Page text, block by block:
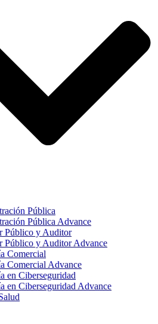
Pública
Pública Advance
Público y Auditor
Público y Auditor Advance
Comercial
Comercial Advance
en Ciberseguridad
en Ciberseguridad Advance